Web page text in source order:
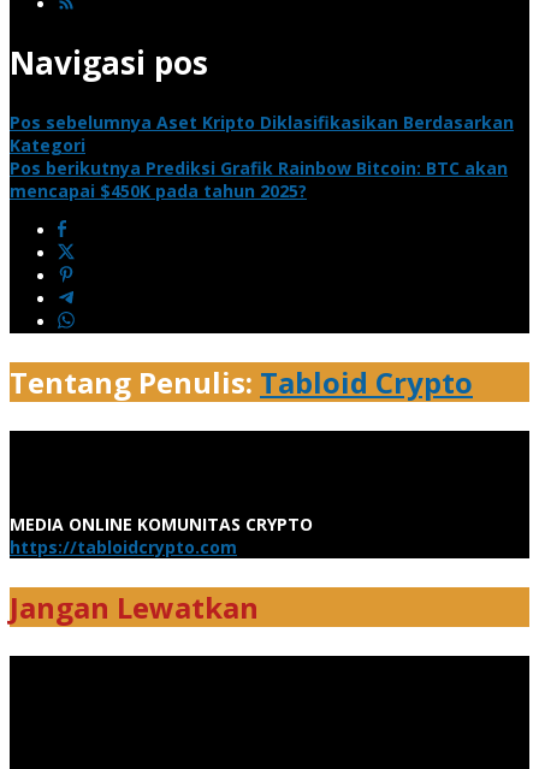
Navigasi pos
Pos sebelumnya Aset Kripto Diklasifikasikan Berdasarkan
Kategori
Pos berikutnya Prediksi Grafik Rainbow Bitcoin: BTC akan
mencapai $450K pada tahun 2025?
Tentang Penulis: Tabloid Crypto
MEDIA ONLINE KOMUNITAS CRYPTO
https://tabloidcrypto.com
Jangan Lewatkan